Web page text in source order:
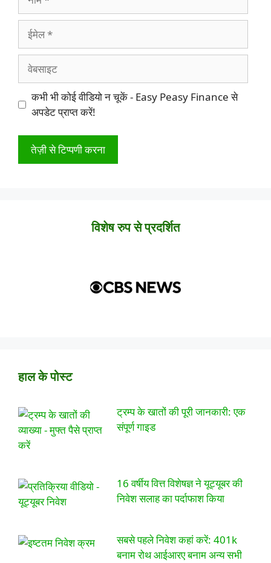
ईमेल
वेबसाइट
कभी भी कोई वीडियो न चूकें - Easy Peasy Finance से
अपडेट प्राप्त करें!
विशेष रुप से प्रदर्शित
हाल के पोस्ट
ट्रम्प के खातों की पूरी जानकारी: एक
संपूर्ण गाइड
16 वर्षीय वित्त विशेषज्ञ ने यूट्यूबर की
निवेश सलाह का पर्दाफाश किया
सबसे पहले निवेश कहां करें: 401k
बनाम रोथ आईआरए बनाम अन्य सभी